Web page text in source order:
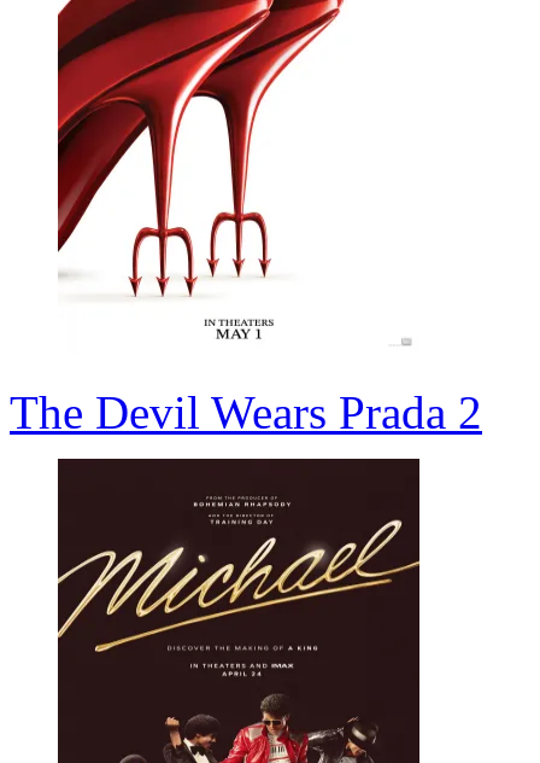
The Devil Wears Prada 2